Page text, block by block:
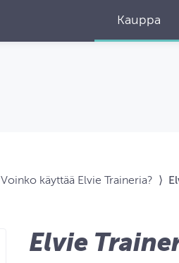
Kauppa
Voinko käyttää Elvie Traineria? ⟩
Elvie